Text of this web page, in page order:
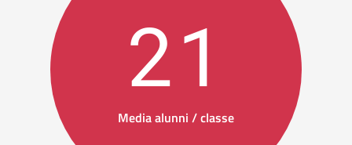
21
Media alunni / classe